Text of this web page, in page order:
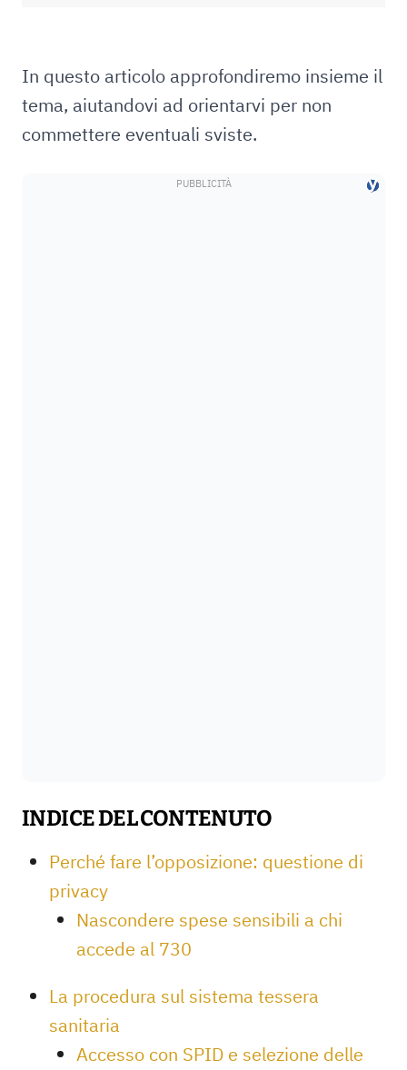
In questo articolo approfondiremo insieme il
tema, aiutandovi ad orientarvi per non
commettere eventuali sviste.
INDICE DEL CONTENUTO
Perché fare l’opposizione: questione di
privacy
Nascondere spese sensibili a chi
accede al 730
La procedura sul sistema tessera
sanitaria
Accesso con SPID e selezione delle